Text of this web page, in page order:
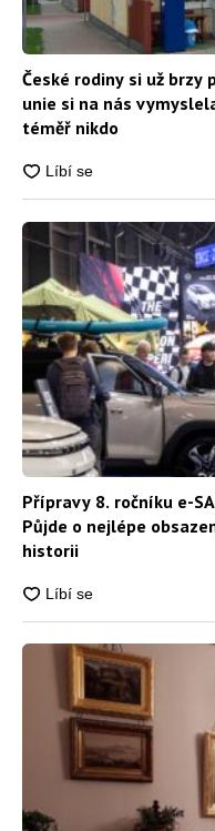
České rodiny si už brzy
unie si na nás
téměř nikdo
Přípravy 8. ročníku e-
Půjde o nejlépe
historii